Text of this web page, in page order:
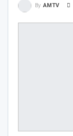
By AMTV